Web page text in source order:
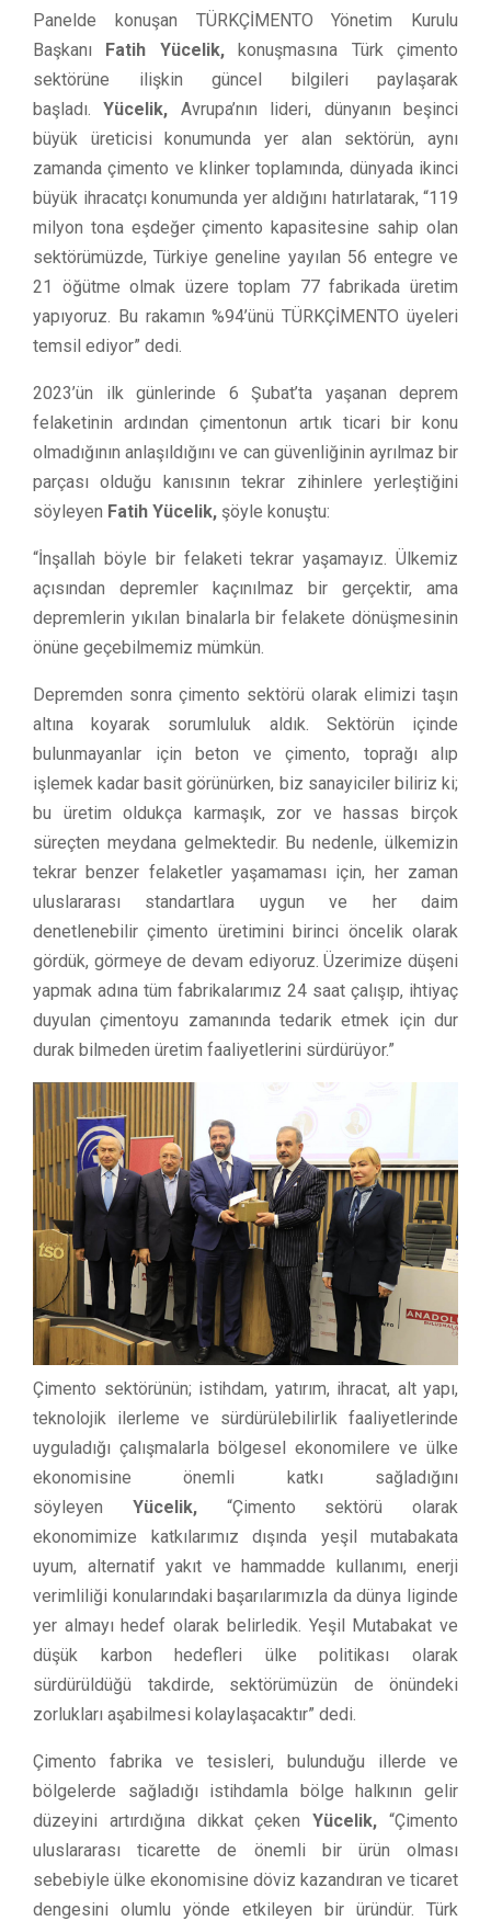
Panelde konuşan TÜRKÇİMENTO Yönetim Kurulu
Başkanı Fatih Yücelik,konuşmasına Türk çimento
sektörüne ilişkin güncel bilgileri paylaşarak
başladı.Yücelik, Avrupa’nın lideri, dünyanın beşinci
büyük üreticisi konumunda yer alan sektörün, aynı
zamanda çimento ve klinker toplamında, dünyada ikinci
büyük ihracatçı konumunda yer aldığını hatırlatarak, “119
milyon tona eşdeğer çimento kapasitesine sahip olan
sektörümüzde, Türkiye geneline yayılan 56 entegre ve
21 öğütme olmak üzere toplam 77 fabrikada üretim
yapıyoruz. Bu rakamın %94’ünü TÜRKÇİMENTO üyeleri
temsil ediyor” dedi.
2023’ün ilk günlerinde 6 Şubat’ta yaşanan deprem
felaketinin ardından çimentonun artık ticari bir konu
olmadığının anlaşıldığını ve can güvenliğinin ayrılmaz bir
parçası olduğu kanısının tekrar zihinlere yerleştiğini
söyleyen Fatih Yücelik, şöyle konuştu:
“İnşallah böyle bir felaketi tekrar yaşamayız. Ülkemiz
açısından depremler kaçınılmaz bir gerçektir, ama
depremlerin yıkılan binalarla bir felakete dönüşmesinin
önüne geçebilmemiz mümkün.
Depremden sonra çimento sektörü olarak elimizi taşın
altına koyarak sorumluluk aldık. Sektörün içinde
bulunmayanlar için beton ve çimento, toprağı alıp
işlemek kadar basit görünürken, biz sanayiciler biliriz ki;
bu üretim oldukça karmaşık, zor ve hassas birçok
süreçten meydana gelmektedir. Bu nedenle, ülkemizin
tekrar benzer felaketler yaşamaması için, her zaman
uluslararası standartlara uygun ve her daim
denetlenebilir çimento üretimini birinci öncelik olarak
gördük, görmeye de devam ediyoruz. Üzerimize düşeni
yapmak adına tüm fabrikalarımız 24 saat çalışıp, ihtiyaç
duyulan çimentoyu zamanında tedarik etmek için dur
durak bilmeden üretim faaliyetlerini sürdürüyor.”
Çimento sektörünün; istihdam, yatırım, ihracat, alt yapı,
teknolojik ilerleme ve sürdürülebilirlik faaliyetlerinde
uyguladığı çalışmalarla bölgesel ekonomilere ve ülke
ekonomisine önemli katkı sağladığını
söyleyen Yücelik,“Çimento sektörü olarak
ekonomimize katkılarımız dışında yeşil mutabakata
uyum, alternatif yakıt ve hammadde kullanımı, enerji
verimliliği konularındaki başarılarımızla da dünya liginde
yer almayı hedef olarak belirledik. Yeşil Mutabakat ve
düşük karbon hedefleri ülke politikası olarak
sürdürüldüğü takdirde, sektörümüzün de önündeki
zorlukları aşabilmesi kolaylaşacaktır” dedi.
Çimento fabrika ve tesisleri, bulunduğu illerde ve
bölgelerde sağladığı istihdamla bölge halkının gelir
düzeyini artırdığına dikkat çekenYücelik, “Çimento
uluslararası ticarette de önemli bir ürün olması
sebebiyle ülke ekonomisine döviz kazandıran ve ticaret
dengesini olumlu yönde etkileyen bir üründür. Türk